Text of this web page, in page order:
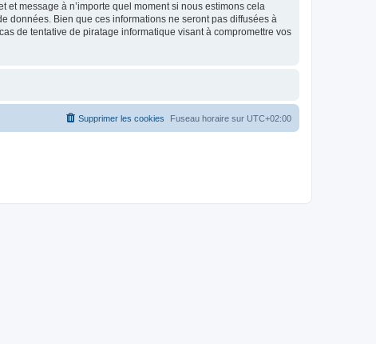
et message à n’importe quel moment si nous estimons cela
données. Bien que ces informations ne seront pas diffusées à
de tentative de piratage informatique visant à compromettre vos
Fuseau horaire sur UTC+02:00
Supprimer les cookies